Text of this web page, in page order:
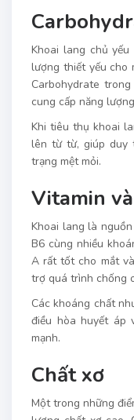
Khoai lang chủ
lượng thiết yếu cho
Carbohydrate
cung cấp năng
Khi tiêu thụ khoai
lên từ từ, giúp duy
trạng mệt mỏi.
Vitamin
Khoai lang là
B6 cùng nhiều
A rất tốt cho mắt
trợ quá trình chống
Các khoáng chất
điều hòa huyết áp
mạnh.
Chất xơ
Một trong những